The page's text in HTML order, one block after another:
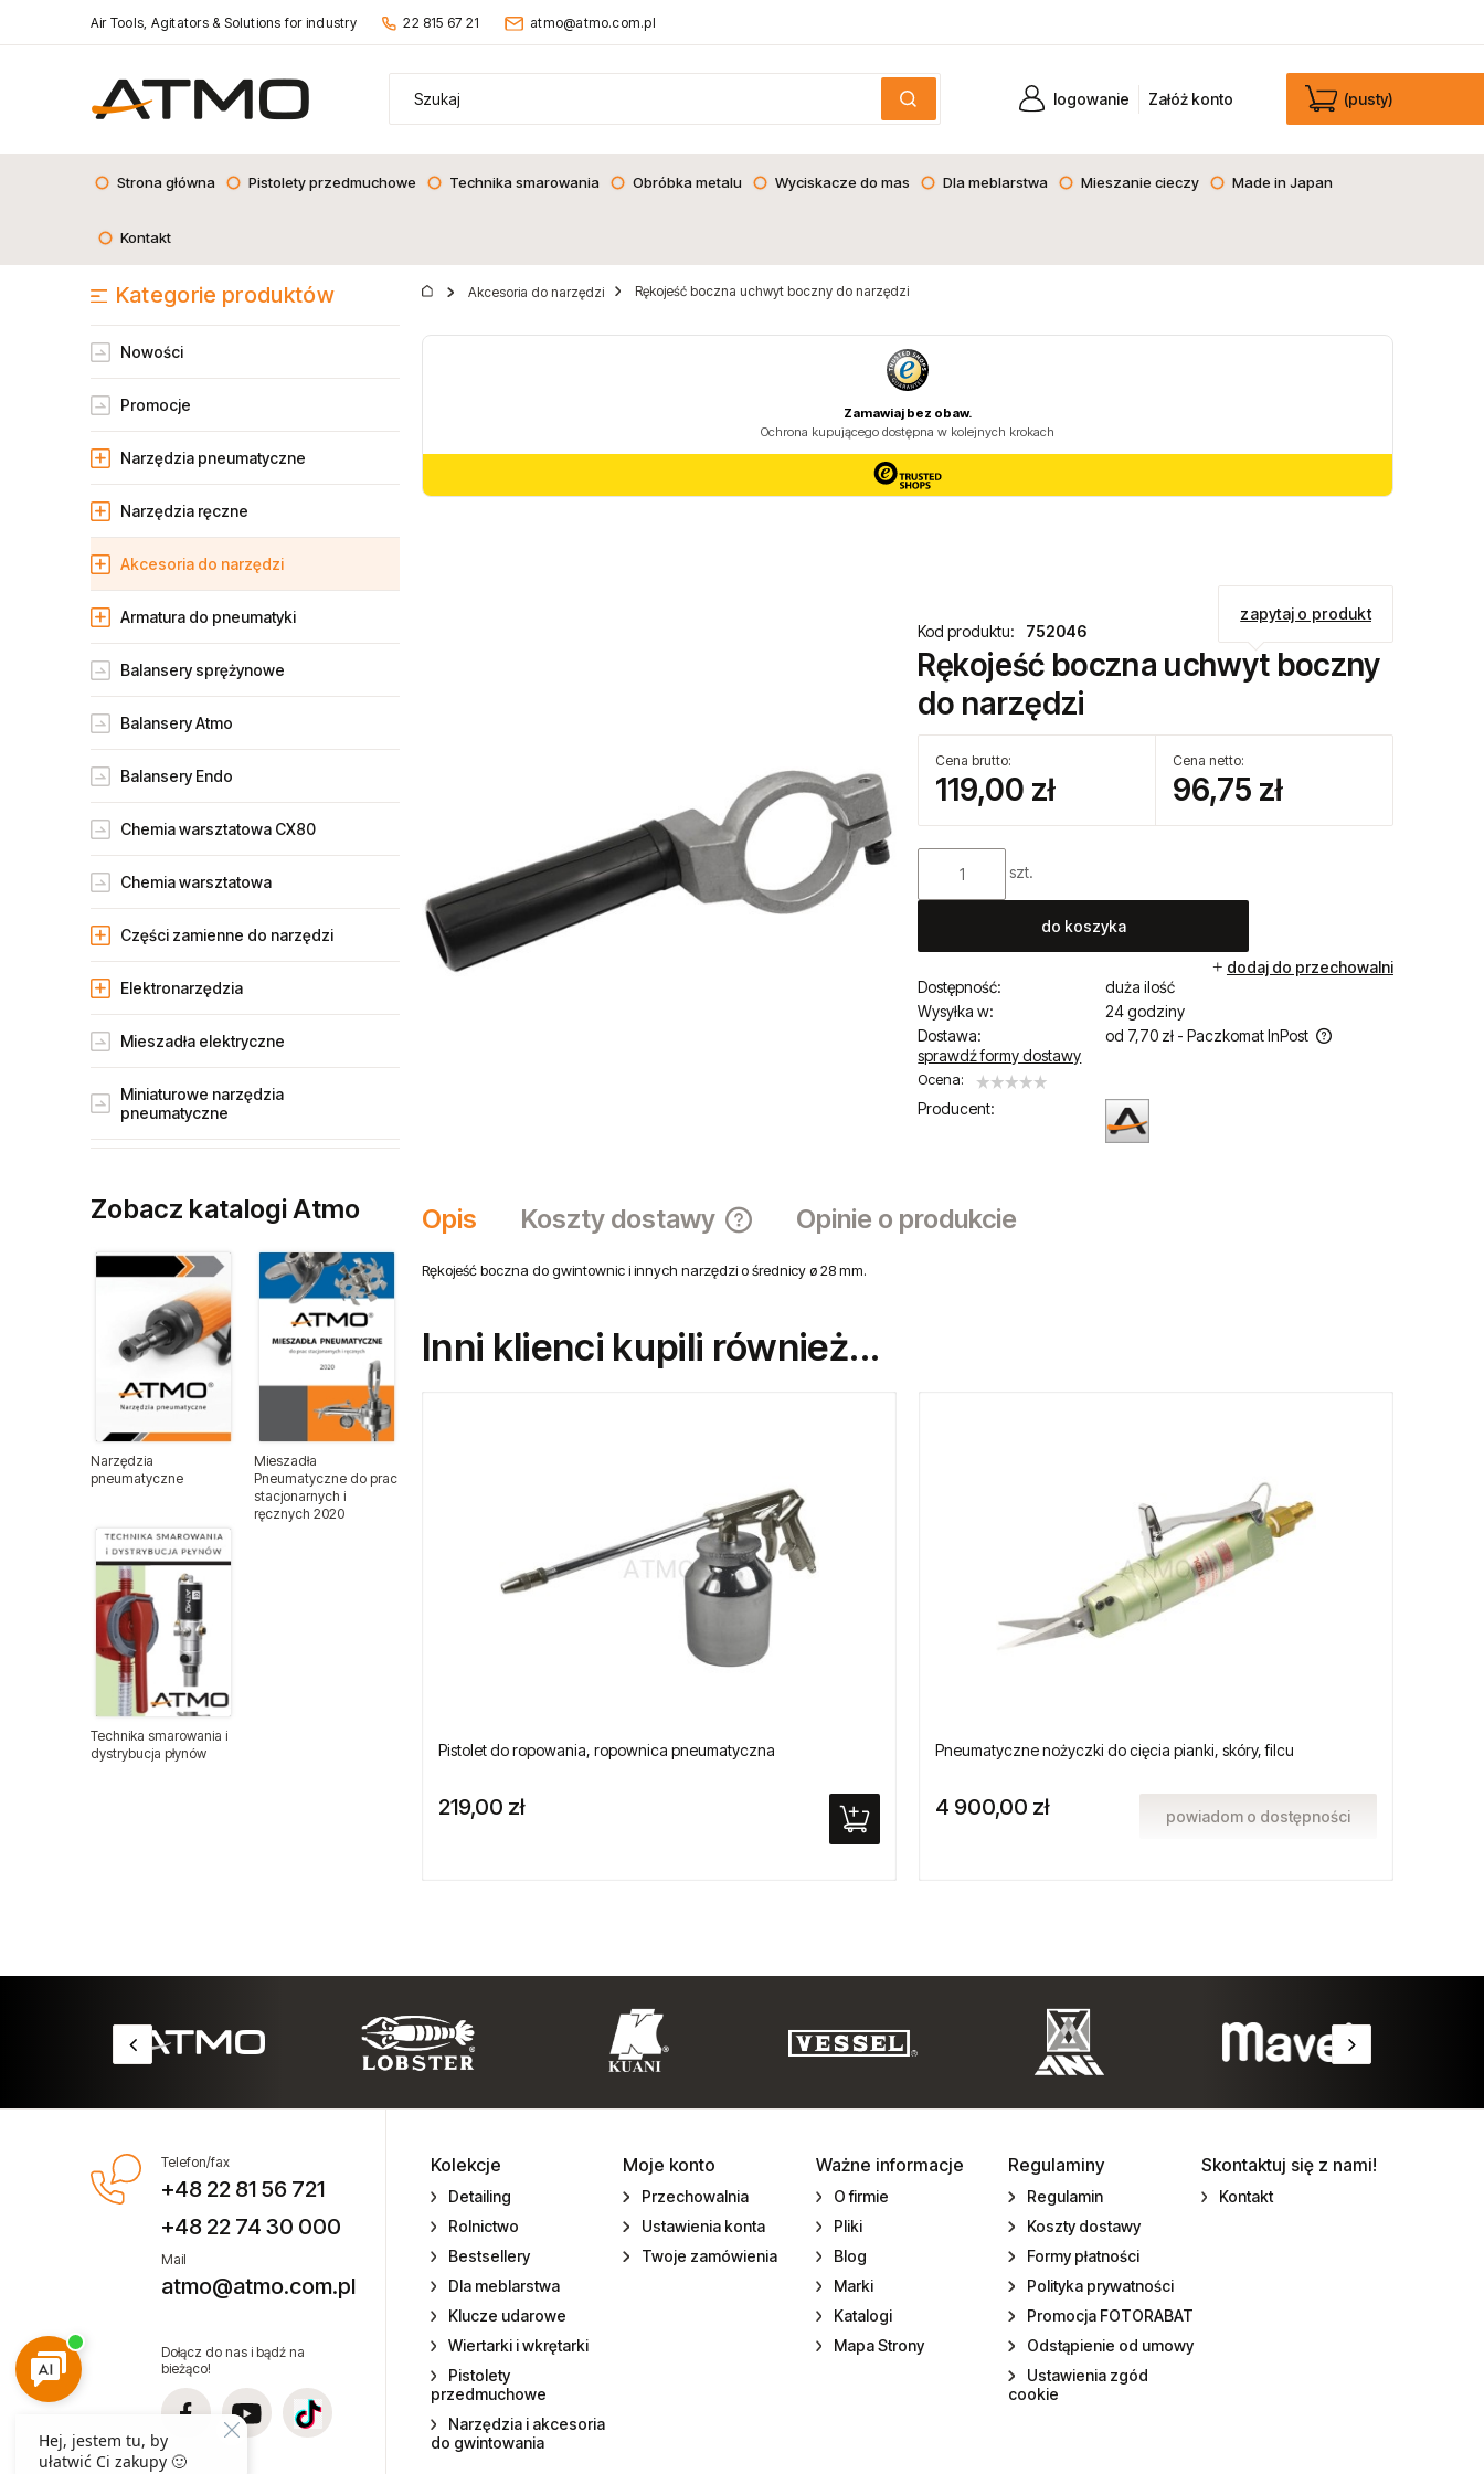
Air Tools, Agitators & Solutions for industry 22 815 67 21 atmo@atmo.com.pl
(pusty)
Załóż konto
logowanie
Strona główna Pistolety przedmuchowe Technika smarowania Obróbka metalu Wyciskacze do mas Dla meblarstwa Mieszanie cieczy Made in Japan
Kontakt
Kategorie produktów
Narzędzia pneumatyczne
Narzędzia ręczne
Akcesoria do narzędzi
Armatura do pneumatyki
Balansery sprężynowe
Balansery Atmo
Balansery Endo
Chemia warsztatowa CX80
Chemia warsztatowa
Części zamienne do narzędzi
Elektronarzędzia
Mieszadła elektryczne
Miniaturowe narzędzia
pneumatyczne
Narzędzia dla przemysłu lotniczego
Narzędzia dla lakierników
Narzędzia do wulkanizacji
Narzędzia pneumatyczne ATA
Narzędzia ogrodnicze
Narzędzia spalinowe
Nitonakrętki
Nity zrywalne
Odzież ochronna
Podajniki nitów
Podajniki śrub i wkrętów
pneumatycznych
Technika smarowania i pompy
pneumatycznych
Zwijadła przewodów do wody
Zwijadła przewodów elektrycznych
Zwijadła węży olejowych
Zwijadła węży smarowania
Nowości
Promocje
Zobacz katalogi Atmo
Narzędzia
pneumatyczne
Mieszadła
Pneumatyczne do prac
stacjonarnych i
ręcznych 2020
Technika smarowania i
dystrybucja płynów
Akcesoria do narzędzi Rękojeść boczna uchwyt boczny do narzędzi
Rękojeść boczna uchwyt boczny
do narzędzi
Cena brutto:
119,00 zł
Cena netto:
96,75 zł
szt.
do koszyka
dodaj do przechowalni
Dostępność:
duża ilość
Wysyłka w:
24 godziny
Dostawa:
od 7,70 zł - Paczkomat InPost
Cena nie zawiera ewentualnych kosztów
sprawdź formy dostawy
Ocena:
Producent:
Kod produktu: 752046
zapytaj o produkt
Opis Koszty dostawy
Cena nie zawiera ewentualnych kosztów
Opinie o produkcie
Rękojeść boczna do gwintownic i innych narzędzi o średnicy ø 28 mm.
Inni klienci kupili również...
Pistolet do ropowania, ropownica pneumatyczna
219,00 zł
Pneumatyczne nożyczki do cięcia pianki, skóry, filcu
4 900,00 zł powiadom o dostępności
Telefon/fax
+48 22 81 56 721
+48 22 74 30 000
Mail
atmo@atmo.com.pl
Dołącz do nas i bądź na
bieżąco!
Kolekcje
Detailing
Rolnictwo
Bestsellery
Dla meblarstwa
Klucze udarowe
Wiertarki i wkrętarki
Pistolety
przedmuchowe
Narzędzia i akcesoria
do gwintowania
Moje konto
Przechowalnia
Ustawienia konta
Twoje zamówienia
Ważne informacje
O firmie
Pliki
Blog
Marki
Katalogi
Mapa Strony
Regulaminy
Regulamin
Koszty dostawy
Formy płatności
Polityka prywatności
Promocja FOTORABAT
Odstąpienie od umowy
Ustawienia zgód
cookie
Skontaktuj się z nami!
Kontakt